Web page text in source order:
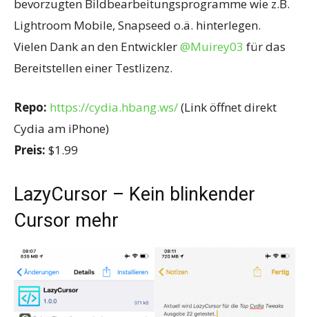
bevorzugten Bildbearbeitungsprogramme wie z.B.
Lightroom Mobile, Snapseed o.ä. hinterlegen.
Vielen Dank an den Entwickler@Muirey03 für das
Bereitstellen einer Testlizenz.
Repo: https://cydia.hbang.ws/(Link öffnet direkt
Cydia am iPhone)
Preis: $1.99
LazyCursor – Kein blinkender
Cursor mehr